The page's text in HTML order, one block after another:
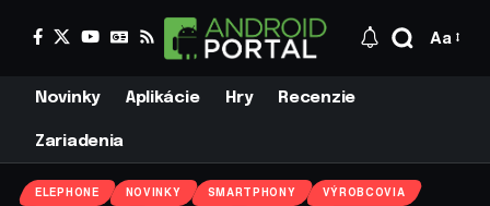
Aa
Novinky Aplikácie Hry Recenzie
Zariadenia
ELEPHONE NOVINKY SMARTPHONY VÝROBCOVIA